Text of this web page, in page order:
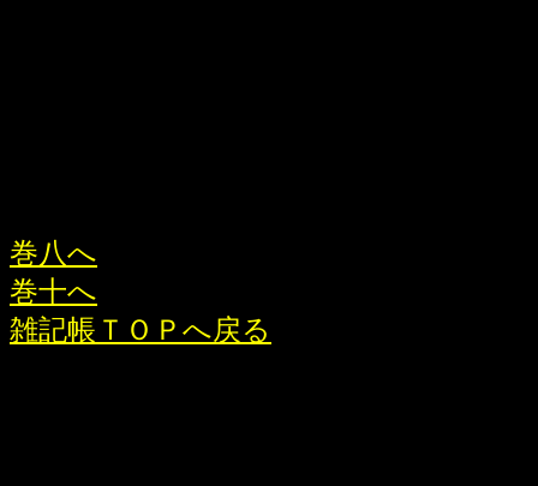
巻八へ
巻十へ
雑記帳ＴＯＰへ戻る